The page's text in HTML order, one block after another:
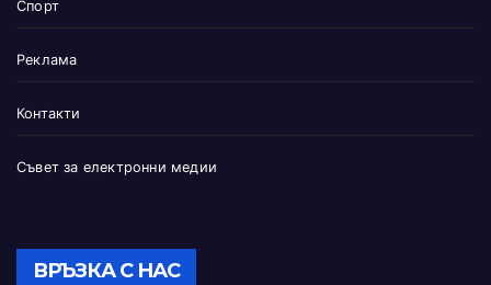
Спорт
Реклама
Контакти
Съвет за електронни медии
ВРЪЗКА С НАС